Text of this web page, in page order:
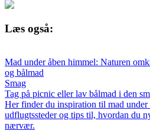
Læs også:
Mad under åben himmel: Naturen
og bålmad
Smag
Tag på picnic eller lav bålmad i den
Her finder du inspiration til mad
udflugtssteder og tips til, hvordan du
nærvær.